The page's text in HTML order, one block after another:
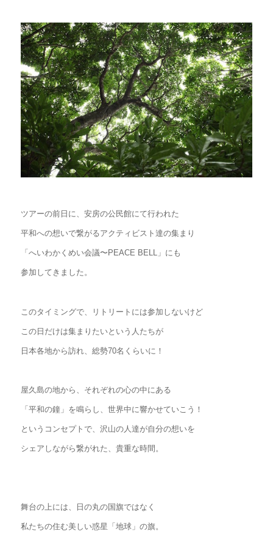
ツアーの前日に、安房の公民館にて行われた
平和への想いで繋がるアクティビスト達の集まり
「へいわかくめい会議〜PEACE BELL」にも
参加してきました。
このタイミングで、リトリートには参加しないけど
この日だけは集まりたいという人たちが
日本各地から訪れ、総勢70名くらいに！
屋久島の地から、それぞれの心の中にある
「平和の鐘」を鳴らし、世界中に響かせていこう！
というコンセプトで、沢山の人達が自分の想いを
シェアしながら繋がれた、貴重な時間。
舞台の上には、日の丸の国旗ではなく
私たちの住む美しい惑星「地球」の旗。